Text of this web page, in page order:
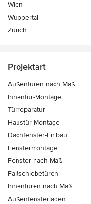
Wien
Wuppertal
Zürich
Projektart
Außentüren nach Maß
Innentür-Montage
Türreparatur
Haustür-Montage
Dachfenster-Einbau
Fenstermontage
Fenster nach Maß
Faltschiebetüren
Innentüren nach Maß
Außenfensterläden